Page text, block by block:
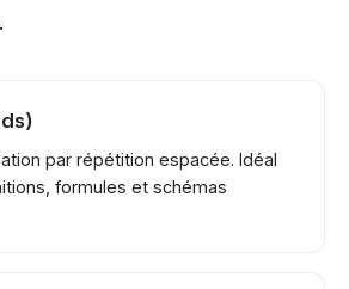
par répétition espacée. Idéal
formules et schémas